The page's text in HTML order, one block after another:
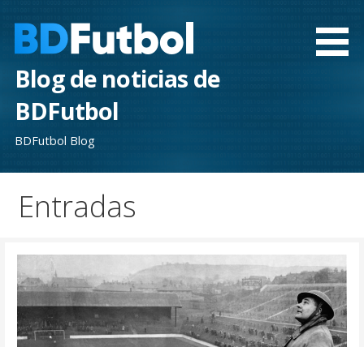
contenido
Blog de noticias de
BDFutbol
BDFutbol Blog
Entradas